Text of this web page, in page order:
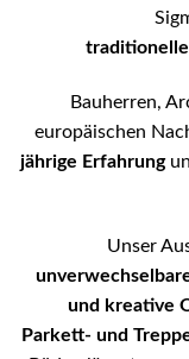
Bauherren,
europäischen
jährige Erfahrung
Unser
und kreative
Parkett- und